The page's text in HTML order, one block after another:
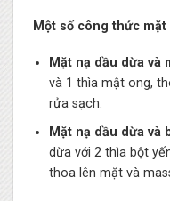
Một số công thức
Mặt nạ dầu dừa và
và 1 thìa mật ong,
rửa sạch.
Mặt nạ dầu dừa và
dừa với 2 thìa bột
thoa lên mặt và